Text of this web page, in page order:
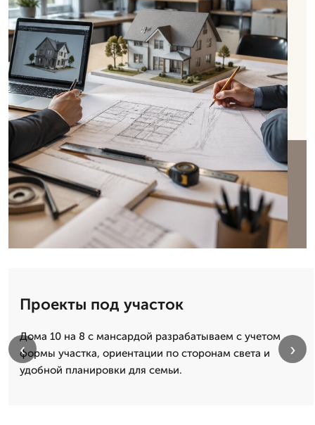
Проекты под участок
Дома 10 на 8 с мансардой разрабатываем с учетом
формы участка, ориентации по сторонам света и
удобной планировки для семьи.
‹ ›